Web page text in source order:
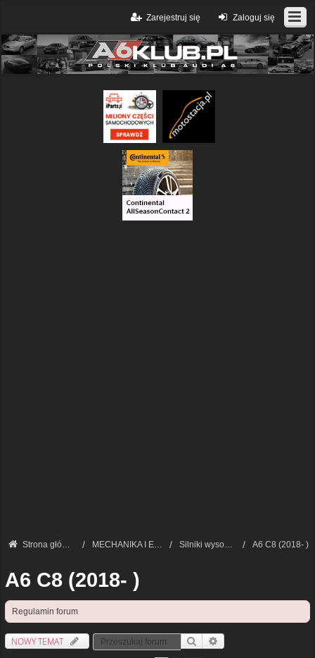
Zaloguj się
Zarejestruj się
Strona główna MECHANIKA I ELEKTRONIKA — FORUM TECHNICZNE Silniki wysokoprężne A6 C8 (2018- )
A6 C8 (2018- )
Regulamin forum
NOWY TEMAT Szukaj